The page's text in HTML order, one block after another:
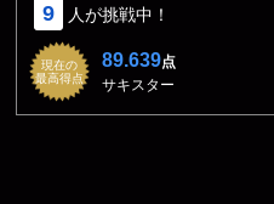
9 人が挑戦中！
現在の
最高得点
89.639点
サキスター